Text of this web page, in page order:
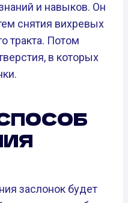
и навыков. Он
снятия вихревых
тракта. Потом
в которых
заслонок будет